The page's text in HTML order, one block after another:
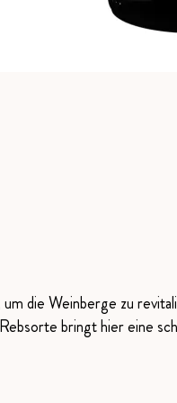
die Weinberge zu
bringt hier eine